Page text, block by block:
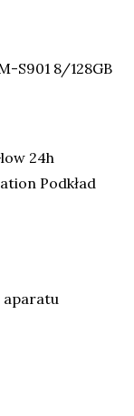
S901 8/128GB
24h
Podkład
aparatu